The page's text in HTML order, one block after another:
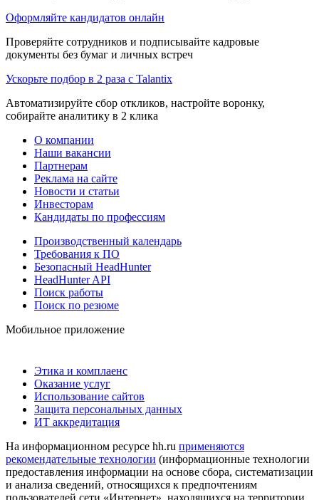
Оформляйте кандидатов онлайн
Проверяйте сотрудников и подписывайте кадровые
документы без бумаг и личных встреч
Ускорьте подбор в 2 раза с Talantix
Автоматизируйте сбор откликов, настройте воронку,
собирайте аналитику в 2 клика
О компании
Наши вакансии
Партнерам
Реклама на сайте
Новости и статьи
Инвесторам
Кандидаты по профессиям
Производственный календарь
Требования к ПО
Безопасный HeadHunter
HeadHunter API
Поиск работы
Поиск по резюме
Мобильное приложение
Этика и комплаенс
Оказание услуг
Использование сайтов
Защита персональных данных
ИТ аккредитация
На информационном ресурсе hh.ru применяются
рекомендательные технологии (информационные технологии
предоставления информации на основе сбора, систематизации
и анализа сведений, относящихся к предпочтениям
пользователей сети «Интернет», находящихся на территории